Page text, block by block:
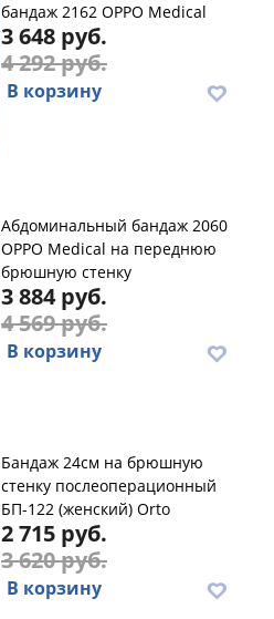
бандаж 2162 OPPO Medical
3 648 руб.
4 292 руб.
В корзину
Абдоминальный бандаж 2060
OPPO Medical на переднюю
брюшную стенку
3 884 руб.
4 569 руб.
В корзину
Бандаж 24см на брюшную
стенку послеоперационный
БП-122 (женский) Orto
2 715 руб.
3 620 руб.
В корзину